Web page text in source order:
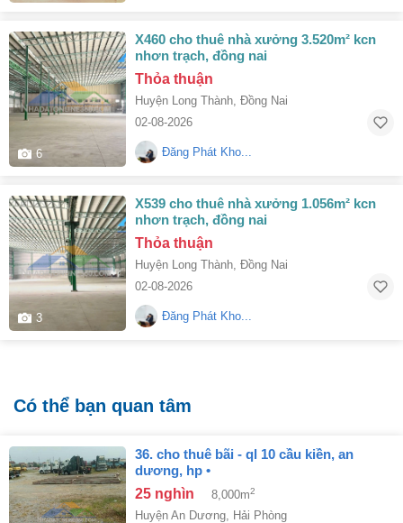
6
x460 cho thuê nhà xưởng 3.520m² kcn
nhơn trạch, đồng nai
Thỏa thuận
Huyện Long Thành Đồng Nai
02-08-2026
Đăng Phát Kho...
3
x539 cho thuê nhà xưởng 1.056m² kcn
nhơn trạch, đồng nai
Thỏa thuận
Huyện Long Thành Đồng Nai
02-08-2026
Đăng Phát Kho...
Có thể bạn quan tâm
36. cho thuê bãi - ql 10 cầu kiền, an
dương, hp •
25 nghìn 8,000m2
Huyện An Dương Hải Phòng